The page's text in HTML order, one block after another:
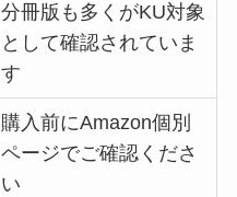
分冊版も多くがKU対象
として確認されていま
す
購入前にAmazon個別
ページでご確認くださ
い